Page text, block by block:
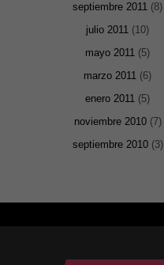
septiembre 2011 (8)
julio 2011 (10)
mayo 2011 (5)
marzo 2011 (6)
enero 2011 (5)
noviembre 2010(7)
septiembre 2010(3)